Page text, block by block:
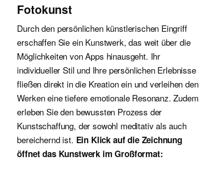
Fotokunst
Durch den persönlichen künstlerischen Eingriff
erschaffen Sie ein Kunstwerk, das weit über die
Möglichkeiten von Apps hinausgeht. Ihr
individueller Stil und Ihre persönlichen Erlebnisse
fließen direkt in die Kreation ein und verleihen den
Werken eine tiefere emotionale Resonanz. Zudem
erleben Sie den bewussten Prozess der
Kunstschaffung, der sowohl meditativ als auch
bereichernd ist. Ein Klick auf die Zeichnung
öffnet das Kunstwerk im Großformat: